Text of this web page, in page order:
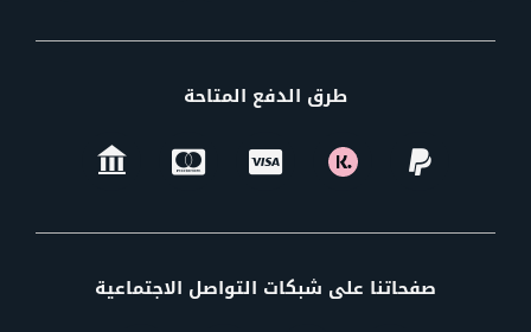
طرق الدفع المتاحة
صفحاتنا على شبكات التواصل الاجتماعية